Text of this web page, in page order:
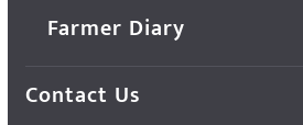
Farmer Diary
Contact Us